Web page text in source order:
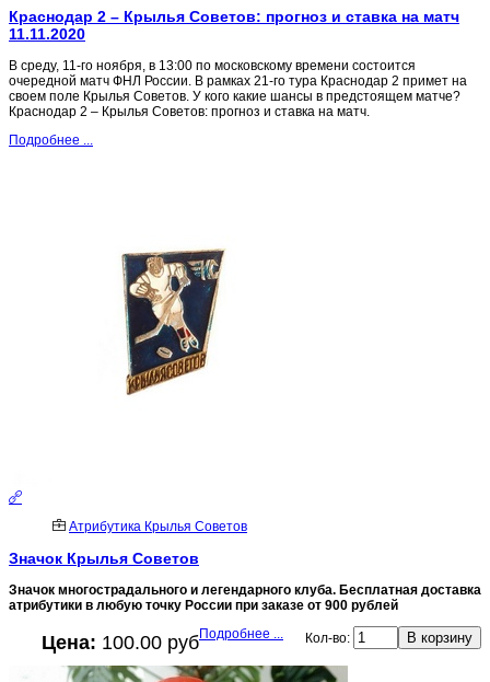
Краснодар 2 – Крылья Советов: прогноз и ставка на матч
11.11.2020
В среду, 11-го ноября, в 13:00 по московскому времени состоится
очередной матч ФНЛ России. В рамках 21-го тура Краснодар 2 примет на
своем поле Крылья Советов. У кого какие шансы в предстоящем матче?
Краснодар 2 – Крылья Советов: прогноз и ставка на матч.
Подробнее ...
Атрибутика Крылья Советов
Значок Крылья Советов
Значок многострадального и легендарного клуба. Бесплатная доставка
атрибутики в любую точку России при заказе от 900 рублей
Цена: 100.00 руб Кол-во:
Подробнее ...